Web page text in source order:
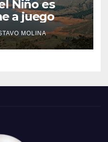
Niño es
a juego
MOLINA